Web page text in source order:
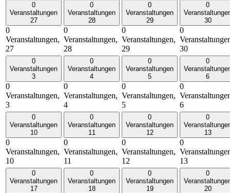
0
Veranstaltungen
27
0
Veranstaltungen,
27
0
Veranstaltungen
28
0
Veranstaltungen,
28
0
Veranstaltungen
29
0
Veranstaltungen,
29
0
30
0
30
0
Veranstaltungen
3
0
Veranstaltungen,
3
0
Veranstaltungen
4
0
Veranstaltungen,
4
0
Veranstaltungen
5
0
Veranstaltungen,
5
0
6
0
6
0
Veranstaltungen
10
0
Veranstaltungen,
10
0
Veranstaltungen
11
0
Veranstaltungen,
11
0
Veranstaltungen
12
0
Veranstaltungen,
12
0
13
0
13
0
Veranstaltungen
17
0
Veranstaltungen
18
0
Veranstaltungen
19
0
20